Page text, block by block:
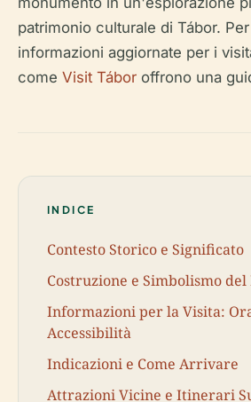
patrimonio culturale di Tábor.
informazioni aggiornate per i
come Visit Tábor offrono una
INDICE
Contesto Storico e Significato
Costruzione e Simbolismo
Informazioni per la Visita:
Accessibilità
Indicazioni e Come Arrivare
Attrazioni Vicine e Itinerari